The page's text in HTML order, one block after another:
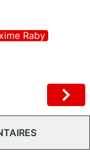
Raby